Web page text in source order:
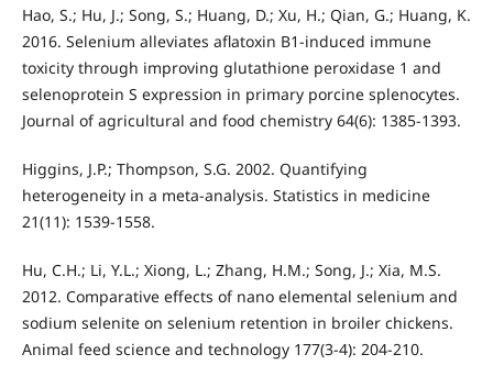
Hao, S.; Hu, J.; Song, S.; Huang, D.; Xu, H.; Qian, G.; Huang, K.
2016. Selenium alleviates aflatoxin B1-induced immune
toxicity through improving glutathione peroxidase 1 and
selenoprotein S expression in primary porcine splenocytes.
Journal of agricultural and food chemistry 64(6): 1385-1393.
Higgins, J.P.; Thompson, S.G. 2002. Quantifying
heterogeneity in a meta‐analysis. Statistics in medicine
21(11): 1539-1558.
Hu, C.H.; Li, Y.L.; Xiong, L.; Zhang, H.M.; Song, J.; Xia, M.S.
2012. Comparative effects of nano elemental selenium and
sodium selenite on selenium retention in broiler chickens.
Animal feed science and technology 177(3-4): 204-210.